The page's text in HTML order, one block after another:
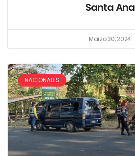
Santa Ana
Marzo 30, 2024
NACIONALES